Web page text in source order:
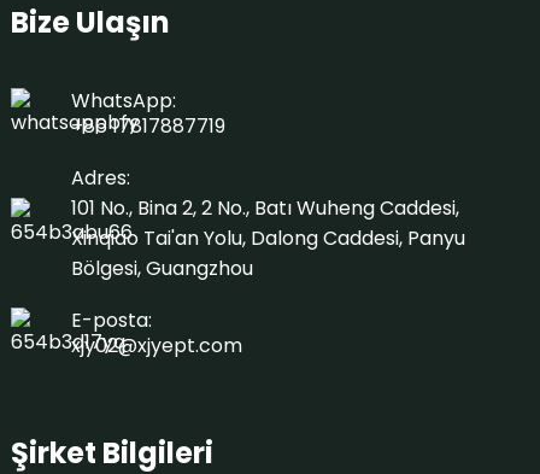
Bize Ulaşın
WhatsApp:
+86 17817887719
Adres:
101 No., Bina 2, 2 No., Batı Wuheng Caddesi,
Xinqiao Tai'an Yolu, Dalong Caddesi, Panyu
Bölgesi, Guangzhou
E-posta:
xjy02@xjyept.com
Şirket Bilgileri